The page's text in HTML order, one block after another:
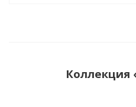
Коллекция